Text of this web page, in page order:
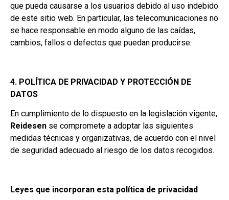
que pueda causarse a los usuarios debido al uso indebido
de este sitio web. En particular, las telecomunicaciones no
se hace responsable en modo alguno de las caídas,
cambios, fallos o defectos que puedan producirse.
4. POLÍTICA DE PRIVACIDAD Y PROTECCIÓN DE
DATOS
En cumplimiento de lo dispuesto en la legislación vigente,
Reidesen se compromete a adoptar las siguientes
medidas técnicas y organizativas, de acuerdo con el nivel
de seguridad adecuado al riesgo de los datos recogidos.
Leyes que incorporan esta política de privacidad